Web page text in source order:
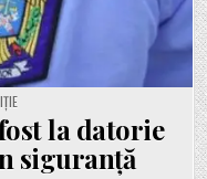
la datorie
siguranță